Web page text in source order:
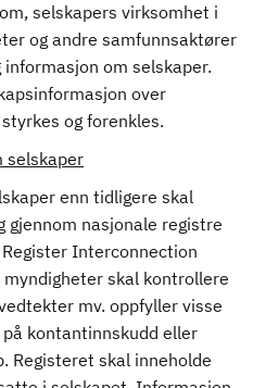
selskapers virksomhet i
og andre samfunnsaktører
om selskaper.
over
og forenkles.
selskaper
enn tidligere skal
gjennom nasjonale registre
Interconnection
myndigheter skal kontrollere
mv. oppfyller visse
kontantinnskudd eller
Registeret skal inneholde